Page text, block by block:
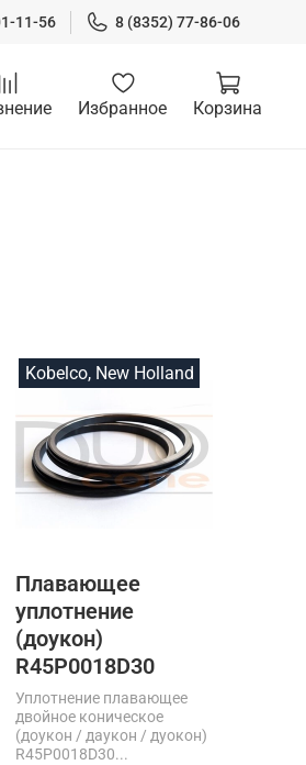
11-56 8 (8352) 77-86-06
Избранное Корзина
Kobelco, New Holland
Плавающее
уплотнение
(доукон)
R45P0018D30
Уплотнение плавающее
двойное коническое
(доукон / даукон / дуокон)
R45P0018D30...